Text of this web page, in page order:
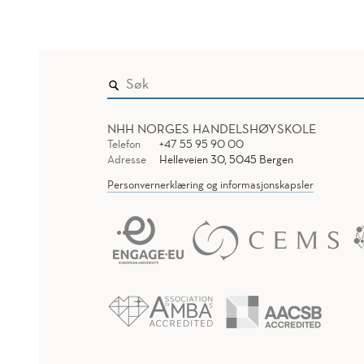
NHH NORGES HANDELSHØYSKOLE
Telefon
+47 55 95 90 00
Adresse
Helleveien 30, 5045 Bergen
Personvernerklæring og informasjonskapsler